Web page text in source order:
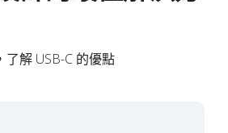
解 USB-C 的優點